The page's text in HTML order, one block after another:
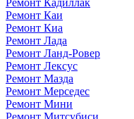
Ремонт Кадиллак
Ремонт Каи
Ремонт Киа
Ремонт Лада
Ремонт Ланд-Ровер
Ремонт Лексус
Ремонт Мазда
Ремонт Мерседес
Ремонт Мини
Ремонт Митсубиси